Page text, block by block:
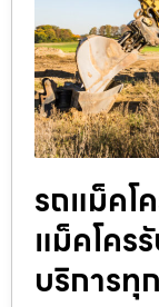
รถแม็คโ
แม็คโคร
บริการทุ